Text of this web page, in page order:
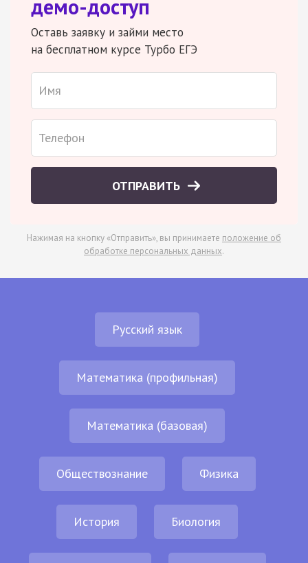
демо-доступ
Оставь заявку и займи место
на бесплатном курсе Турбо ЕГЭ
ОТПРАВИТЬ
Нажимая на кнопку «Отправить», вы принимаете положение об
обработке персональных данных.
Русский язык
Математика (профильная)
Математика (базовая)
Обществознание Физика
История Биология